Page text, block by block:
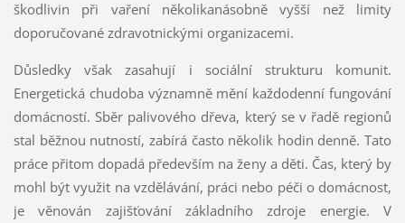
škodlivin při vaření několikanásobně vyšší než limity
doporučované zdravotnickými organizacemi.
Důsledky však zasahují i sociální strukturu komunit.
Energetická chudoba významně mění každodenní fungování
domácností. Sběr palivového dřeva, který se v řadě regionů
stal běžnou nutností, zabírá často několik hodin denně. Tato
práce přitom dopadá především na ženy a děti. Čas, který by
mohl být využit na vzdělávání, práci nebo péči o domácnost,
je věnován zajišťování základního zdroje energie. V